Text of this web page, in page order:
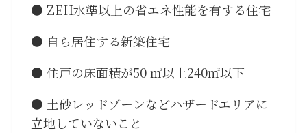
● ZEH水準以上の省エネ性能を有する住宅
● 自ら居住する新築住宅
● 住戸の床面積が50 ㎡以上240㎡以下
● 土砂レッドゾーンなどハザードエリアに
立地していないこと